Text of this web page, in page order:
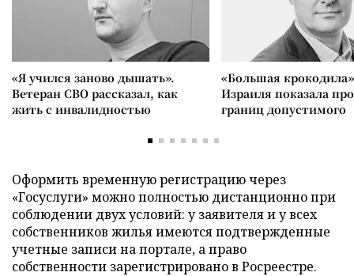
«Я учился заново дышать».
Ветеран СВО рассказал, как
жить с инвалидностью
«Большая
Израиля показала
границ допустимого
Оформить временную регистрацию через
«Госуслуги» можно полностью дистанционно при
соблюдении двух условий: у заявителя и у всех
собственников жилья имеются подтвержденные
учетные записи на портале, а право
собственности зарегистрировано в Росреестре.